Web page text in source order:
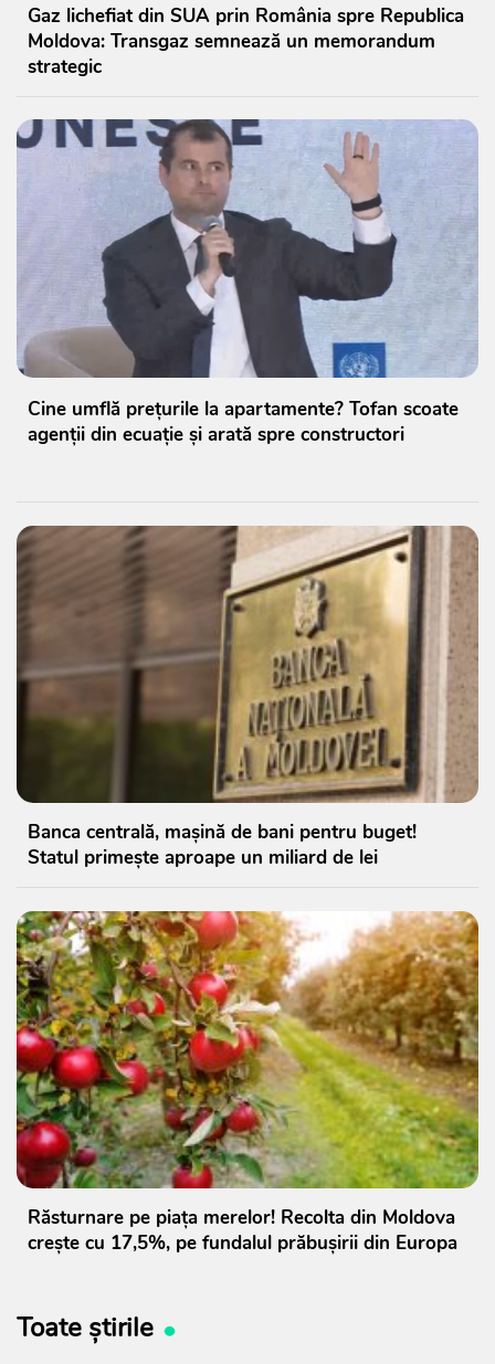
Gaz lichefiat din SUA prin România spre Republica
Moldova: Transgaz semnează un memorandum
strategic
Cine umflă prețurile la apartamente? Tofan scoate
agenții din ecuație și arată spre constructori
Banca centrală, mașină de bani pentru buget!
Statul primește aproape un miliard de lei
Răsturnare pe piața merelor! Recolta din Moldova
crește cu 17,5%, pe fundalul prăbușirii din Europa
Toate știrile